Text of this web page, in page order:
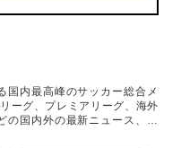
国内最高峰のサッカー総合メ
ーグ、プレミアリーグ、海外
の国内外の最新ニュース、コ